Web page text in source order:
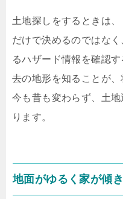
土地探しをするときは、
だけで決めるのではな
るハザード情報を確認
去の地形を知ることが、
今も昔も変わらず、土
ります。
地面がゆるく家が傾